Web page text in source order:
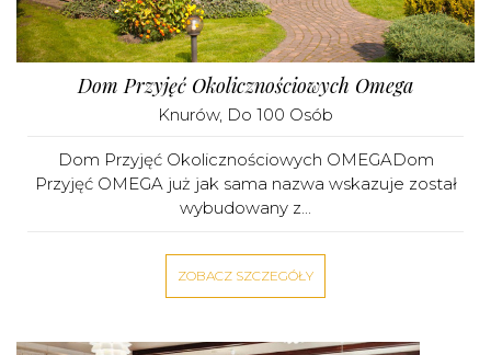
Dom Przyjęć Okolicznościowych Omega
Knurów, Do 100 Osób
Dom Przyjęć Okolicznościowych OMEGADom
Przyjęć OMEGA już jak sama nazwa wskazuje został
wybudowany z...
ZOBACZ SZCZEGÓŁY